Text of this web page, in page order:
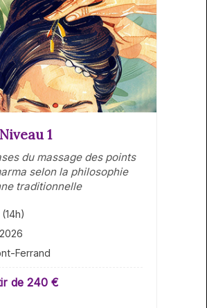
Niveau 1
du massage des points
selon la philosophie
traditionnelle
Ferrand
de 240 €